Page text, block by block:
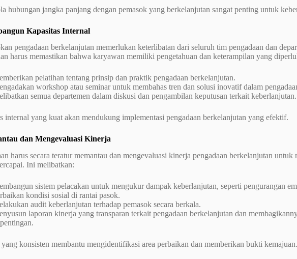
hubungan jangka panjang dengan pemasok yang berkelanjutan sangat penting untuk
Kapasitas Internal
pengadaan berkelanjutan memerlukan keterlibatan dari seluruh tim pengadaan dan
harus memastikan bahwa karyawan memiliki pengetahuan dan keterampilan yang
pelatihan tentang prinsip dan praktik pengadaan berkelanjutan.
workshop atau seminar untuk membahas tren dan solusi inovatif dalam
semua departemen dalam diskusi dan pengambilan keputusan terkait keberlanjutan.
internal yang kuat akan mendukung implementasi pengadaan berkelanjutan yang efektif.
dan Mengevaluasi Kinerja
harus secara teratur memantau dan mengevaluasi kinerja pengadaan berkelanjutan
Ini melibatkan:
sistem pelacakan untuk mengukur dampak keberlanjutan, seperti pengurangan
kondisi sosial di rantai pasok.
audit keberlanjutan terhadap pemasok secara berkala.
laporan kinerja yang transparan terkait pengadaan berkelanjutan dan
konsisten membantu mengidentifikasi area perbaikan dan memberikan bukti kemajuan.